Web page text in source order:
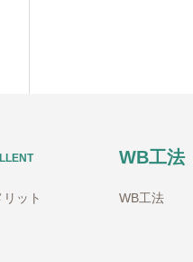
ット
WB工法
WB工法